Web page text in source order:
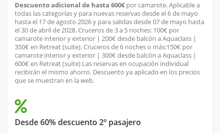
Descuento adicional de hasta 600€ por camarote. Aplicable a
todas las categorías y para nuevas reservas desde el 6 de mayo
hasta el 17 de agosto 2026 y para salidas desde 07 de mayo hasta
el 30 de abril de 2028. Cruceros de 3 a 5 noches: 100€ por
camarote interior y exterior | 200€ desde balcón a Aquaclass |
350€ en Retreat (suite). Cruceros de 6 noches o más:150€ por
camarote interior y exterior | 300€ desde balcón a Aquaclass |
600€ en Retreat (suite) Las reservas en ocupación individual
recibirán el mismo ahorro. Descuento ya aplicado en los precios
que se muestran en la web.
Desde 60% descuento 2º pasajero